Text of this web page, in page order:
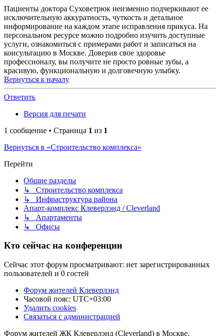
Пациенты доктора Суховетрюк неизменно подчеркивают ее
исключительную аккуратность, чуткость и детальное
информирование на каждом этапе исправления прикуса. На
персональном ресурсе можно подробно изучить доступные
услуги, ознакомиться с примерами работ и записаться на
консультацию в Москве. Доверив свое здоровье
профессионалу, вы получите не просто ровные зубы, а
красивую, функциональную и долговечную улыбку.
Вернуться к началу
Ответить
Версия для печати
1 сообщение • Страница 1 из 1
Вернуться в «Строительство комплекса»
Перейти
Общие разделы
↳ Строительство комплекса
↳ Инфраструктура района
Апарт-комплекс Клеверлэнд / Cleverland
↳ Апартаменты
↳ Офисы
Кто сейчас на конференции
Сейчас этот форум просматривают: нет зарегистрированных
пользователей и 0 гостей
Форум жителей Клеверлэнд
Часовой пояс: UTC+03:00
Удалить cookies
Связаться с администрацией
Форум жителей ЖК Клеверлэнд (Cleverland) в Москве.